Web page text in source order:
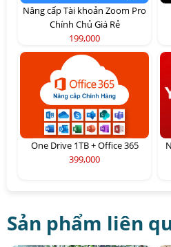
Nâng cấp Tài khoản Zoom Pro
Chính Chủ Giá Rẻ
199,000
One Drive 1TB + Office 365
399,000
Sản phẩm liên